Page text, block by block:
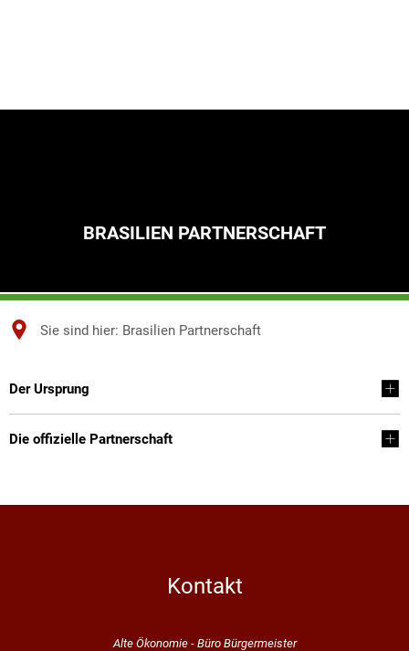
BRASILIEN PARTNERSCHAFT
Sie sind hier: Brasilien Partnerschaft
Brasilien
Partnerschaft
Der Ursprung
Die offizielle Partnerschaft
Kontakt
Alte Ökonomie - Büro Bürgermeister